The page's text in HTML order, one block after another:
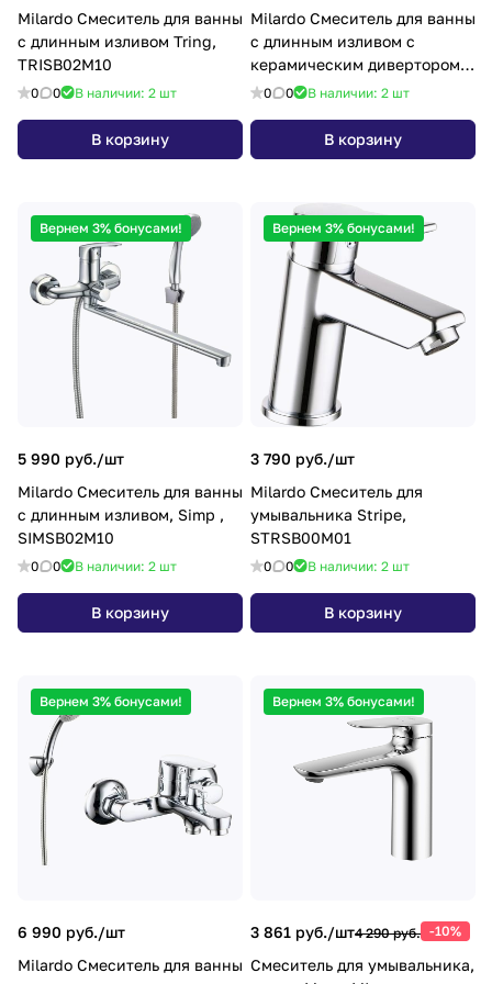
Milardo Смеситель для ванны
с длинным изливом Tring,
TRISB02M10
0 0 В наличии: 2 шт
В корзину
Milardo Смеситель для ванны
с длинным изливом с
керамическим дивертором
Stripe, STRSB02M10
0 0 В наличии: 2 шт
В корзину
Вернем 3% бонусами!
5 990 руб./шт
Milardo Смеситель для ванны
с длинным изливом, Simp ,
SIMSB02M10
0 0 В наличии: 2 шт
В корзину
Вернем 3% бонусами!
3 790 руб./шт
Milardo Смеситель для
умывальника Stripe,
STRSB00M01
0 0 В наличии: 2 шт
В корзину
Вернем 3% бонусами!
6 990 руб./шт
Milardo Смеситель для ванны
Вернем 3% бонусами!
3 861 руб./шт4 290 руб. -10%
Смеситель для умывальника,